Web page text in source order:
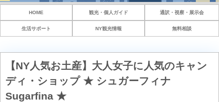
HOME 観光・個人ガイド 通訳・視察・展示会
生活サポート NY観光情報 無料相談
【NY人気お土産】大人女子に人気のキャン
ディ・ショップ ★ シュガーフィナ
Sugarfina ★